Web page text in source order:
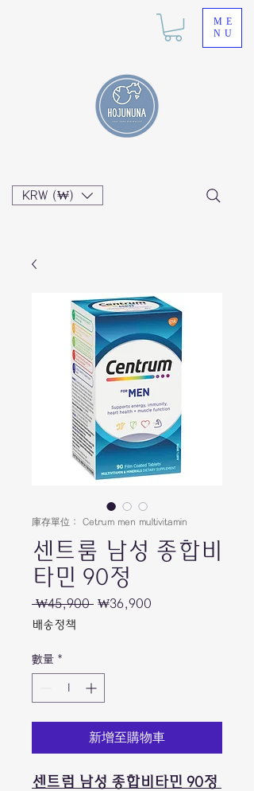
ME
NU
KRW (₩)
庫存單位： Cetrum men multivitamin
센트룸 남성 종합비
타민 90정
₩45,900 一₩36,900
배송정책
數量 *
新增至購物車
센트럼 남성 종합비타민 90정